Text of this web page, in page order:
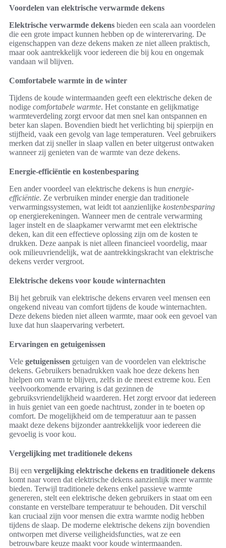
Voordelen van elektrische verwarmde dekens
Elektrische verwarmde dekens bieden een scala aan voordelen
die een grote impact kunnen hebben op de winterervaring. De
eigenschappen van deze dekens maken ze niet alleen praktisch,
maar ook aantrekkelijk voor iedereen die bij kou en ongemak
vandaan wil blijven.
Comfortabele warmte in de winter
Tijdens de koude wintermaanden geeft een elektrische deken de
nodige comfortabele warmte. Het constante en gelijkmatige
warmteverdeling zorgt ervoor dat men snel kan ontspannen en
beter kan slapen. Bovendien biedt het verlichting bij spierpijn en
stijfheid, vaak een gevolg van lage temperaturen. Veel gebruikers
merken dat zij sneller in slaap vallen en beter uitgerust ontwaken
wanneer zij genieten van de warmte van deze dekens.
Energie-efficiëntie en kostenbesparing
Een ander voordeel van elektrische dekens is hun energie-
efficiëntie. Ze verbruiken minder energie dan traditionele
verwarmingssystemen, wat leidt tot aanzienlijke kostenbesparing
op energierekeningen. Wanneer men de centrale verwarming
lager instelt en de slaapkamer verwarmt met een elektrische
deken, kan dit een effectieve oplossing zijn om de kosten te
drukken. Deze aanpak is niet alleen financieel voordelig, maar
ook milieuvriendelijk, wat de aantrekkingskracht van elektrische
dekens verder vergroot.
Elektrische dekens voor koude winternachten
Bij het gebruik van elektrische dekens ervaren veel mensen een
ongekend niveau van comfort tijdens de koude winternachten.
Deze dekens bieden niet alleen warmte, maar ook een gevoel van
luxe dat hun slaapervaring verbetert.
Ervaringen en getuigenissen
Vele getuigenissen getuigen van de voordelen van elektrische
dekens. Gebruikers benadrukken vaak hoe deze dekens hen
hielpen om warm te blijven, zelfs in de meest extreme kou. Een
veelvoorkomende ervaring is dat gezinnen de
gebruiksvriendelijkheid waarderen. Het zorgt ervoor dat iedereen
in huis geniet van een goede nachtrust, zonder in te boeten op
comfort. De mogelijkheid om de temperatuur aan te passen
maakt deze dekens bijzonder aantrekkelijk voor iedereen die
gevoelig is voor kou.
Vergelijking met traditionele dekens
Bij een vergelijking elektrische dekens en traditionele dekens
komt naar voren dat elektrische dekens aanzienlijk meer warmte
bieden. Terwijl traditionele dekens enkel passieve warmte
genereren, stelt een elektrische deken gebruikers in staat om een
constante en verstelbare temperatuur te behouden. Dit verschil
kan cruciaal zijn voor mensen die extra warmte nodig hebben
tijdens de slaap. De moderne elektrische dekens zijn bovendien
ontworpen met diverse veiligheidsfuncties, wat ze een
betrouwbare keuze maakt voor koude wintermaanden.